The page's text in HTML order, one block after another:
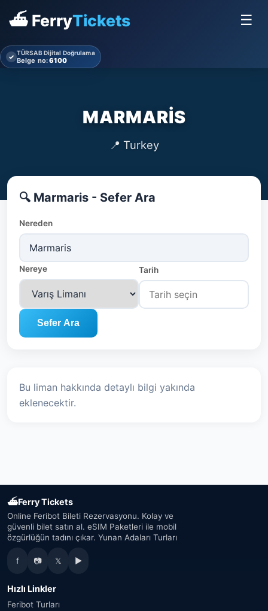
⛴ FerryTickets ☰
✓ TÜRSAB Dijital Doğrulama
Belge no:6100
MARMARIS
📍 Turkey
🔍 Marmaris - Sefer Ara
Nereden
Nereye Tarih
Sefer Ara
Bu liman hakkında detaylı bilgi yakında
eklenecektir.
⛴Ferry Tickets
Online Feribot Bileti Rezervasyonu. Kolay ve
güvenli bilet satın al. eSIM Paketleri ile mobil
özgürlüğün tadını çıkar. Yunan Adaları Turları
f 📷 𝕏 ▶
Hızlı Linkler
Feribot Turları